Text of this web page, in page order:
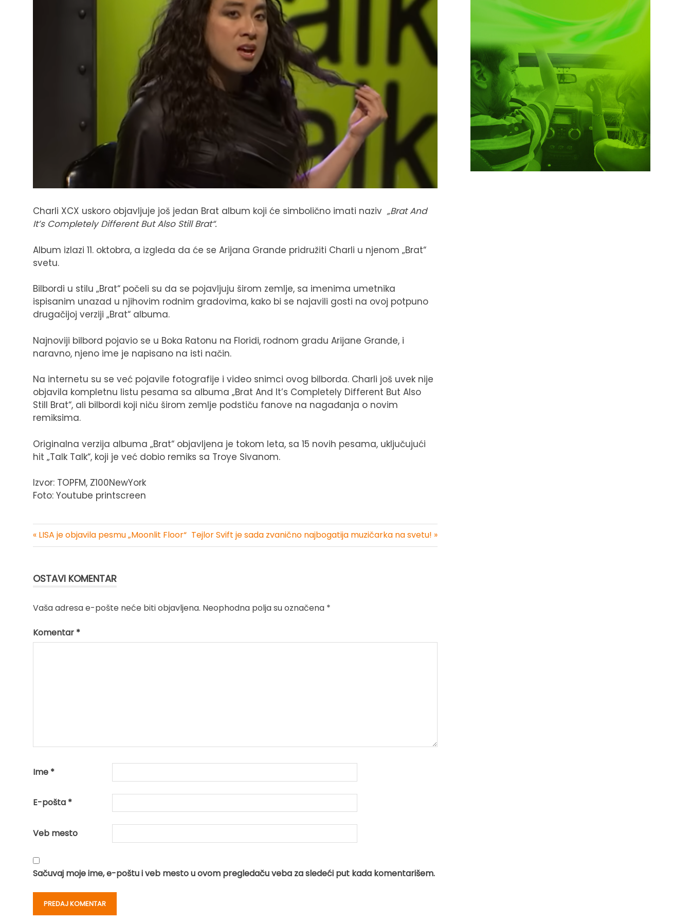
Charli XCX uskoro objavljuje još jedan Brat album koji će simbolično imati naziv „Brat And
It’s Completely Different But Also Still Brat“.
Album izlazi 11. oktobra, a izgleda da će se Arijana Grande pridružiti Charli u njenom „Brat“
svetu.
Bilbordi u stilu „Brat“ počeli su da se pojavljuju širom zemlje, sa imenima umetnika
ispisanim unazad u njihovim rodnim gradovima, kako bi se najavili gosti na ovoj potpuno
drugačijoj verziji „Brat“ albuma.
Najnoviji bilbord pojavio se u Boka Ratonu na Floridi, rodnom gradu Arijane Grande, i
naravno, njeno ime je napisano na isti način.
Na internetu su se već pojavile fotografije i video snimci ovog bilborda. Charli još uvek nije
objavila kompletnu listu pesama sa albuma „Brat And It’s Completely Different But Also
Still Brat“, ali bilbordi koji niču širom zemlje podstiču fanove na nagađanja o novim
remiksima.
Originalna verzija albuma „Brat“ objavljena je tokom leta, sa 15 novih pesama, uključujući
hit „Talk Talk“, koji je već dobio remiks sa Troye Sivanom.
Izvor: TOPFM, Z100NewYork
Foto: Youtube printscreen
Kretanje
« LISA je objavila pesmu „Moonlit Floor“ Tejlor Svift je sada zvanično najbogatija muzičarka na svetu! »
OSTAVI KOMENTAR
Vaša adresa e-pošte neće biti objavljena. Neophodna polja su označena *
Komentar *
Ime *
E-pošta *
Veb mesto
Sačuvaj moje ime, e-poštu i veb mesto u ovom pregledaču veba za sledeći put kada komentarišem.